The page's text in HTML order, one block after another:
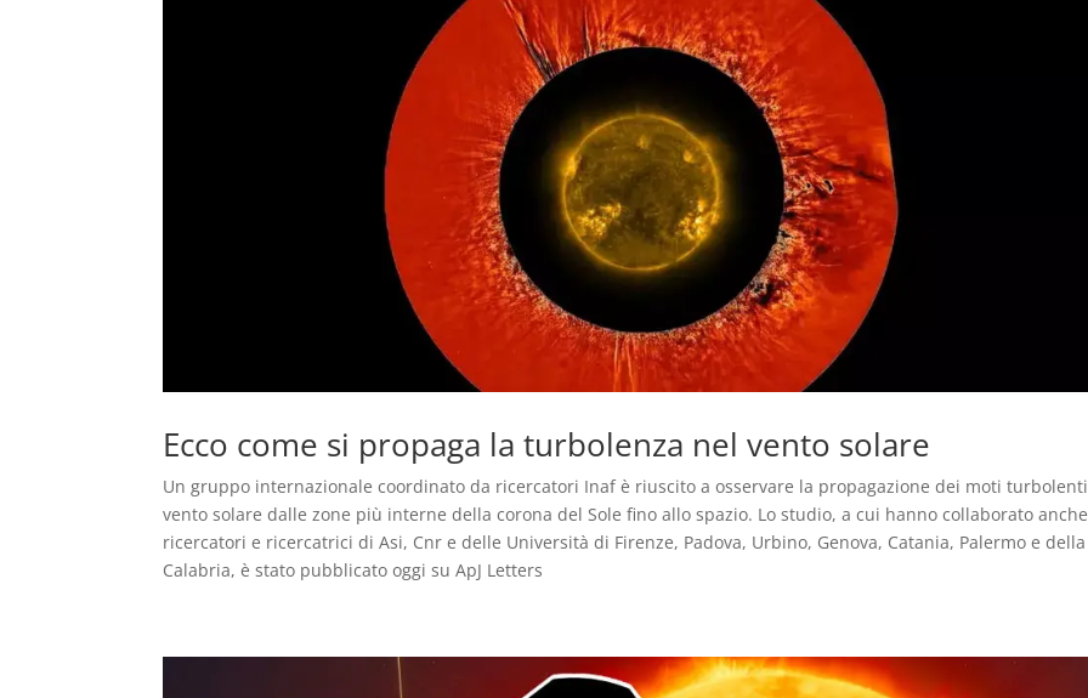
Ecco come si propaga la turbolenza nel vento solare
Un gruppo internazionale coordinato da ricercatori Inaf è riuscito a osservare la propagazione dei moti
vento solare dalle zone più interne della corona del Sole fino allo spazio. Lo studio, a cui hanno collaborato anche
ricercatori e ricercatrici di Asi, Cnr e delle Università di Firenze, Padova, Urbino, Genova, Catania, Palermo e della
Calabria, è stato pubblicato oggi su ApJ Letters